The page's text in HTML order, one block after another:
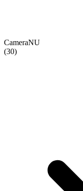
CameraNU
(30)